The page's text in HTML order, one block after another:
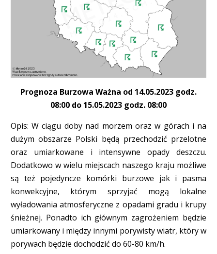
Prognoza Burzowa Ważna od 14.05.2023 godz.
08:00 do 15.05.2023 godz. 08:00
Opis: W ciągu doby nad morzem oraz w górach i na
dużym obszarze Polski będą przechodzić przelotne
oraz umiarkowane i intensywne opady deszczu.
Dodatkowo w wielu miejscach naszego kraju możliwe
są też pojedyncze komórki burzowe jak i pasma
konwekcyjne, którym sprzyjać mogą lokalne
wyładowania atmosferyczne z opadami gradu i krupy
śnieżnej. Ponadto ich głównym zagrożeniem będzie
umiarkowany i między innymi porywisty wiatr, który w
porywach będzie dochodzić do 60-80 km/h.